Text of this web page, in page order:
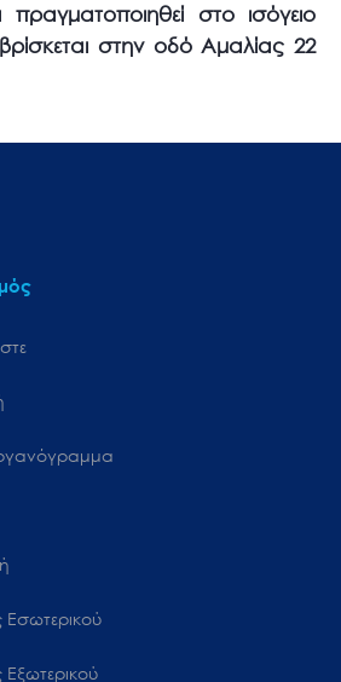
στο ισόγειο
στην οδό Αμαλίας 22
Εσωτερικού
Εξωτερικού